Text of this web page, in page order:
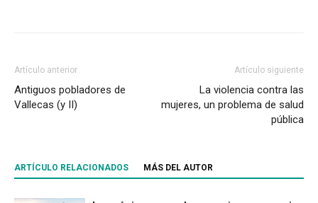
Artículo anterior
Antiguos pobladores de
Vallecas (y II)
Artículo siguiente
La violencia contra las
mujeres, un problema de salud
pública
ARTÍCULO RELACIONADOS MÁS DEL AUTOR